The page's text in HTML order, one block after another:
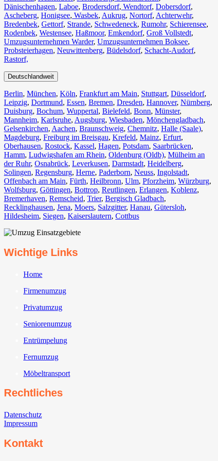
Dänischenhagen, Laboe, Brodersdorf, Wendtorf, Dobersdorf,
Ascheberg, Honigsee, Wasbek, Aukrug, Nortorf, Achterwehr,
Bredenbek, Gettorf, Strande, Schwedeneck, Rumohr, Schierensee,
Rodenbek, Westensee, Haßmoor, Emkendorf, Groß Vollstedt,
Umzugsunternehmen Warder, Umzugsunternehmen Boksee,
Probsteierhagen, Neuwittenberg, Büdelsdorf, Schacht-Audorf,
Rastorf,
Deutschlandweit
Berlin⁠, München, Köln⁠, Frankfurt am Main, Stuttgart, Düsseldorf,
Leipzig, Dortmund, Essen, Bremen, Dresden, Hannover, Nürnberg,
Duisburg⁠, Bochum, Wuppertal⁠, Bielefeld⁠, Bonn⁠, Münster⁠,
Mannheim, Karlsruhe, Augsburg, Wiesbaden⁠, Mönchengladbach⁠,
Gelsenkirchen⁠, Aachen⁠, Braunschweig, Chemnitz⁠, Halle (Saale)⁠,
Magdeburg, Freiburg im Breisgau⁠, Krefeld⁠, Mainz⁠, Erfurt,
Oberhausen⁠, Rostock⁠, Kassel⁠, Hagen, Potsdam, Saarbrücken⁠,
Hamm, Ludwigshafen am Rhein⁠, Oldenburg (Oldb), Mülheim an
der Ruhr, Osnabrück⁠, Leverkusen, Darmstadt⁠, Heidelberg,
Solingen, Regensburg, Herne⁠, Paderborn, Neuss, Ingolstadt,
Offenbach am Main, Fürth⁠, Heilbronn, Ulm⁠, Pforzheim, Würzburg,
Wolfsburg⁠, Göttingen, Bottrop, Reutlingen, Erlangen⁠, Koblenz,
Bremerhaven⁠, Remscheid, Trier⁠, Bergisch Gladbach,
Recklinghausen, Jena⁠, Moers⁠, Salzgitter⁠, Hanau, Gütersloh,
Hildesheim⁠, Siegen⁠, Kaiserslautern⁠, Cottbus⁠
Wichtige Links
Home
Firmenumzug
Privatumzug
Seniorenumzug
Entrümpelung
Fernumzug
Möbeltransport
Rechtliches
Datenschutz
Impressum
Kontakt